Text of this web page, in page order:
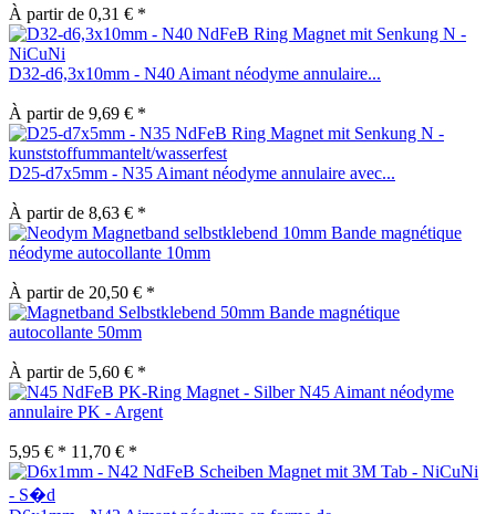
À partir de 0,31 € *
D32-d6,3x10mm - N40 Aimant néodyme annulaire...
À partir de 9,69 € *
D25-d7x5mm - N35 Aimant néodyme annulaire avec...
À partir de 8,63 € *
Bande magnétique
néodyme autocollante 10mm
À partir de 20,50 € *
Bande magnétique
autocollante 50mm
À partir de 5,60 € *
N45 Aimant néodyme
annulaire PK - Argent
5,95 € * 11,70 € *